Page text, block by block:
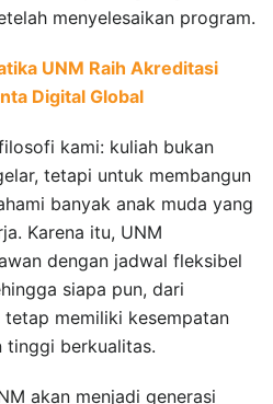
menyelesaikan program.
UNM Raih Akreditasi
Digital Global
kami: kuliah bukan
tetapi untuk membangun
banyak anak muda yang
Karena itu, UNM
dengan jadwal fleksibel
siapa pun, dari
memiliki kesempatan
tinggi berkualitas.
akan menjadi generasi